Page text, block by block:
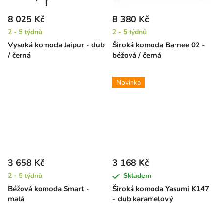
Vysoká komoda Jaipur - dub
/ černá
8 025 Kč
2 - 5 týdnů
Široká komoda Barnee 02 -
béžová / černá
8 380 Kč
2 - 5 týdnů
Béžová komoda Smart -
malá
3 658 Kč
2 - 5 týdnů
Novinka
Široká komoda Yasumi K147
- dub karamelový
3 168 Kč
Skladem